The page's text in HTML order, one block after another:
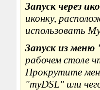
Запуск через
иконку,
использовать
Запуск из
рабочем столе
Прокрутите
"myDSL" или